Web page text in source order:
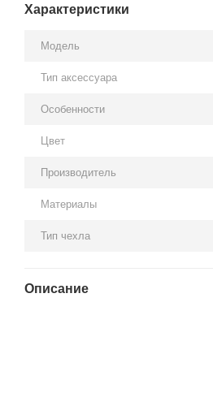
Характеристики
Модель
Тип аксессуара
Особенности
Цвет
Производитель
Материалы
Тип чехла
Описание